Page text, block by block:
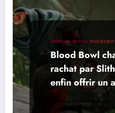
STRATÉGIE / GESTION TOUS LES
Blood Bowl
rachat par
enfin offrir un
la série
L'éditeur britannique
univers de Games